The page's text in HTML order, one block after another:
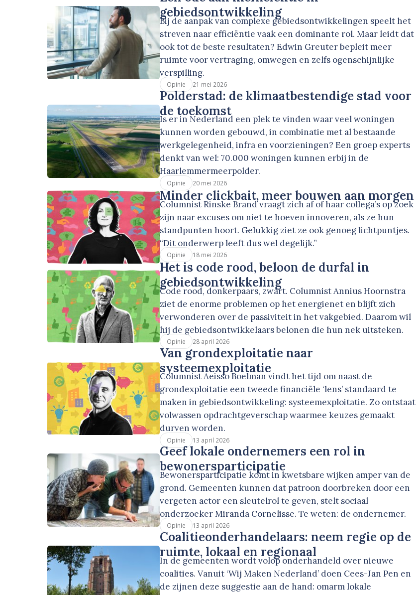
gebiedsontwikkeling
Bij de aanpak van complexe gebiedsontwikkelingen speelt het
streven naar efficiëntie vaak een dominante rol. Maar leidt dat
ook tot de beste resultaten? Edwin Greuter bepleit meer
ruimte voor vertraging, omwegen en zelfs ogenschijnlijke
verspilling.
Opinie 21 mei 2026
Polderstad: de klimaatbestendige stad voor
de toekomst
Is er in Nederland een plek te vinden waar veel woningen
kunnen worden gebouwd, in combinatie met al bestaande
werkgelegenheid, infra en voorzieningen? Een groep experts
denkt van wel: 70.000 woningen kunnen erbij in de
Haarlemmermeerpolder.
Opinie 20 mei 2026
Minder clickbait, meer bouwen aan morgen
Columnist Rinske Brand vraagt zich af of haar collega’s op zoek
zijn naar excuses om niet te hoeven innoveren, als ze hun
standpunten hoort. Gelukkig ziet ze ook genoeg lichtpuntjes.
“Dit onderwerp leeft dus wel degelijk.”
Opinie 18 mei 2026
Het is code rood, beloon de durfal in
gebiedsontwikkeling
Code rood, donkerpaars, zwart. Columnist Annius Hoornstra
ziet de enorme problemen op het energienet en blijft zich
verwonderen over de passiviteit in het vakgebied. Daarom wil
hij de gebiedsontwikkelaars belonen die hun nek uitsteken.
Opinie 28 april 2026
Van grondexploitatie naar
systeemexploitatie
Columnist Aeisso Boelman vindt het tijd om naast de
grondexploitatie een tweede financiële ‘lens’ standaard te
maken in gebiedsontwikkeling: systeemexploitatie. Zo ontstaat
volwassen opdrachtgeverschap waarmee keuzes gemaakt
durven worden.
Opinie 13 april 2026
Geef lokale ondernemers een rol in
bewonersparticipatie
Bewonersparticipatie komt in kwetsbare wijken amper van de
grond. Gemeenten kunnen dat patroon doorbreken door een
vergeten actor een sleutelrol te geven, stelt sociaal
onderzoeker Miranda Cornelisse. Te weten: de ondernemer.
Opinie 13 april 2026
Coalitieonderhandelaars: neem regie op de
ruimte, lokaal en regionaal
In de gemeenten wordt volop onderhandeld over nieuwe
coalities. Vanuit ‘Wij Maken Nederland’ doen Cees-Jan Pen en
de zijnen deze suggestie aan de hand: omarm lokale